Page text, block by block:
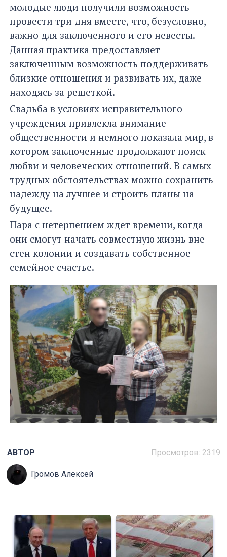
молодые люди получили возможность
провести три дня вместе, что, безусловно,
важно для заключенного и его невесты.
Данная практика предоставляет
заключенным возможность поддерживать
близкие отношения и развивать их, даже
находясь за решеткой.
Свадьба в условиях исправительного
учреждения привлекла внимание
общественности и немного показала мир, в
котором заключенные продолжают поиск
любви и человеческих отношений. В самых
трудных обстоятельствах можно сохранить
надежду на лучшее и строить планы на
будущее.
Пара с нетерпением ждет времени, когда
они смогут начать совместную жизнь вне
стен колонии и создавать собственное
семейное счастье.
Просмотров: 2319
АВТОР
Громов Алексей